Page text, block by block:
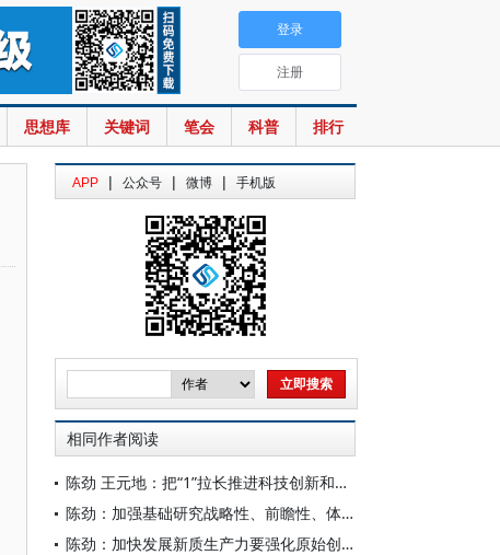
思想库 关键词 笔会 科普 排行
登录
注册
APP | 公众号 | 微博 | 手机版
相同作者阅读
陈劲 王元地：把“1”拉长推进科技创新和产业创新深度融合
陈劲：加强基础研究战略性、前瞻性、体系化布局
陈劲：加快发展新质生产力要强化原始创新和颠覆性创新能力